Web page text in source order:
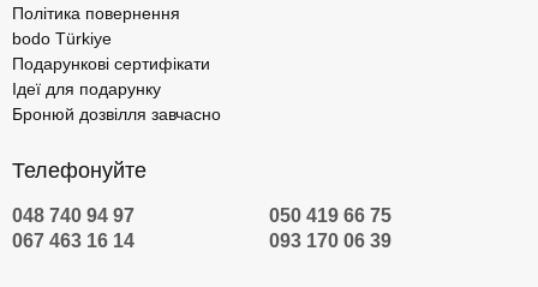
Політика повернення
bodo Türkiye
Подарункові сертифікати
Ідеї для подарунку
Бронюй дозвілля завчасно
Телефонуйте
048 740 94 97
050 419 66 75
067 463 16 14
093 170 06 39